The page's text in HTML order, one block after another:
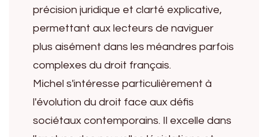
précision juridique et clarté explicative,
permettant aux lecteurs de naviguer
plus aisément dans les méandres parfois
complexes du droit français.
Michel s'intéresse particulièrement à
l'évolution du droit face aux défis
sociétaux contemporains. Il excelle dans